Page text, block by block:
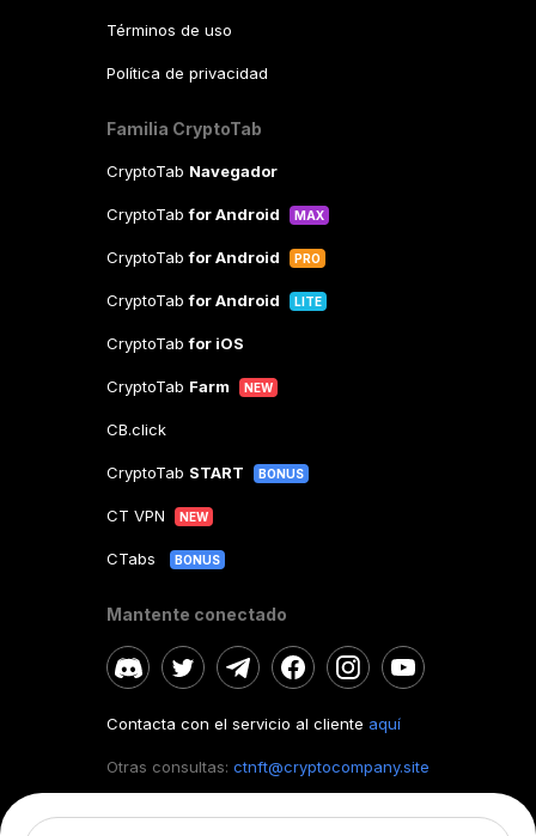
Términos de uso
Política de privacidad
Familia CryptoTab
CryptoTab Navegador
CryptoTabfor Android MAX
CryptoTabfor Android PRO
CryptoTabfor Android LITE
CryptoTabfor iOS
CryptoTab Farm NEW
CB.click
CryptoTab START BONUS
CT VPN NEW
CTabs BONUS
Mantente conectado
Contacta con el servicio al cliente aquí
Otras consultas: ctnft@cryptocompany.site